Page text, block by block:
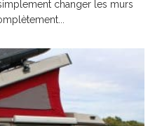
changer les murs